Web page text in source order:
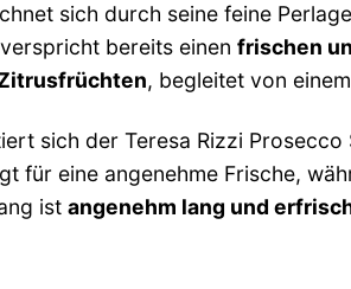
sich durch seine feine
bereits einen frischen
, begleitet von
sich der Teresa Rizzi Prosecco
für eine angenehme Frische,
ist angenehm lang und